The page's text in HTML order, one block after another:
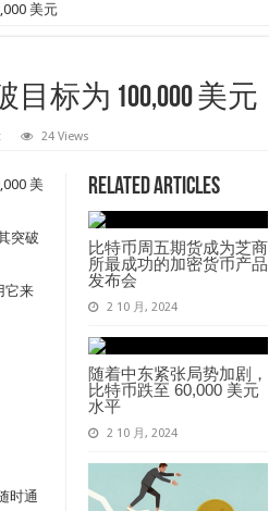
美元
标为 100,000 美元
24 Views
Related Articles
比特币周五期货成为芝商
所最成功的加密货币产品
发布会
2 10 月, 2024
随着中东紧张局势加剧，
比特币跌至 60,000 美元
水平
2 10 月, 2024
美
突破
它来
时通